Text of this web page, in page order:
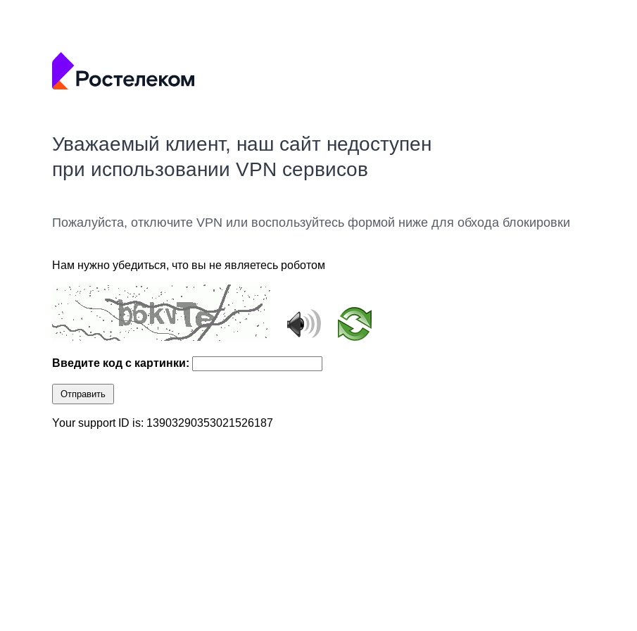
Уважаемый клиент, наш сайт недоступен
при использовании VPN сервисов
Пожалуйста, отключите VPN или воспользуйтесь формой ниже для обхода блокировки
Нам нужно убедиться, что вы не являетесь роботом
Введите код с картинки:
Отправить
Your support ID is: 13903290353021526187